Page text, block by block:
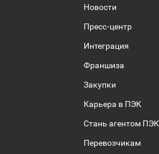
Новости
Пресс-центр
Интеграция
Франшиза
Закупки
Карьера в ПЭК
Стань агентом ПЭК
Перевозчикам